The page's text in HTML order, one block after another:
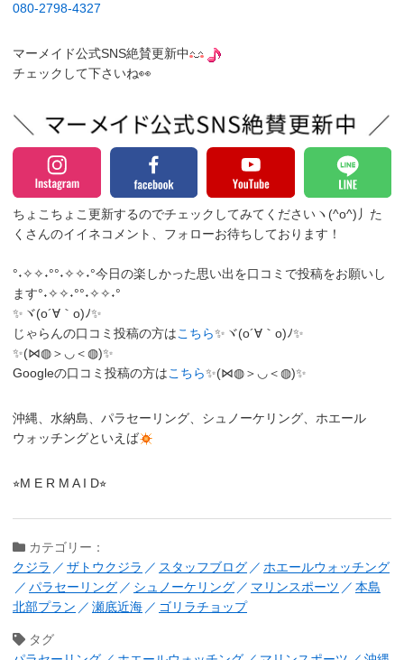
080-2798-4327
マーメイド公式SNS絶賛更新中
チェックして下さいね👀
ちょこちょこ更新するのでチェックしてみてくださいヽ(^o^)丿 た
くさんのイイネコメント、フォローお待ちしております！
°˖✧✧˖°°˖✧✧˖°今日の楽しかった思い出を口コミで投稿をお願いし
ます°˖✧✧˖°°˖✧✧˖°
✨ヾ(o´∀｀o)ﾉ✨
じゃらんの口コミ投稿の方はこちら✨ヾ(o´∀｀o)ﾉ✨
✨(⋈◍＞◡＜◍)✨
Googleの口コミ投稿の方はこちら✨(⋈◍＞◡＜◍)✨
沖縄、水納島、パラセーリング、シュノーケリング、ホエール
ウォッチングといえば
⭐︎M E R M A I D⭐︎
カテゴリー：
クジラ
ザトウクジラ スタッフブログ
ホエールウォッチング
パラセーリング
シュノーケリング マリンスポーツ
本島
北部プラン
瀬底近海 ゴリラチョップ
タグ